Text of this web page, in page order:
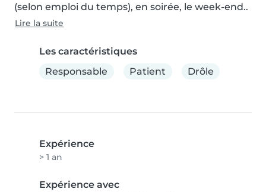
(selon emploi du temps), en soirée, le week-end..
Lire la suite
Les caractéristiques
Responsable
Patient Drôle
Expérience
> 1 an
Expérience avec